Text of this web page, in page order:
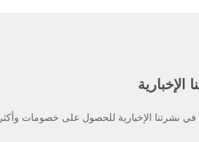
الإخبارية
نشرتنا الإخبارية للحصول على خصومات وأكثر.